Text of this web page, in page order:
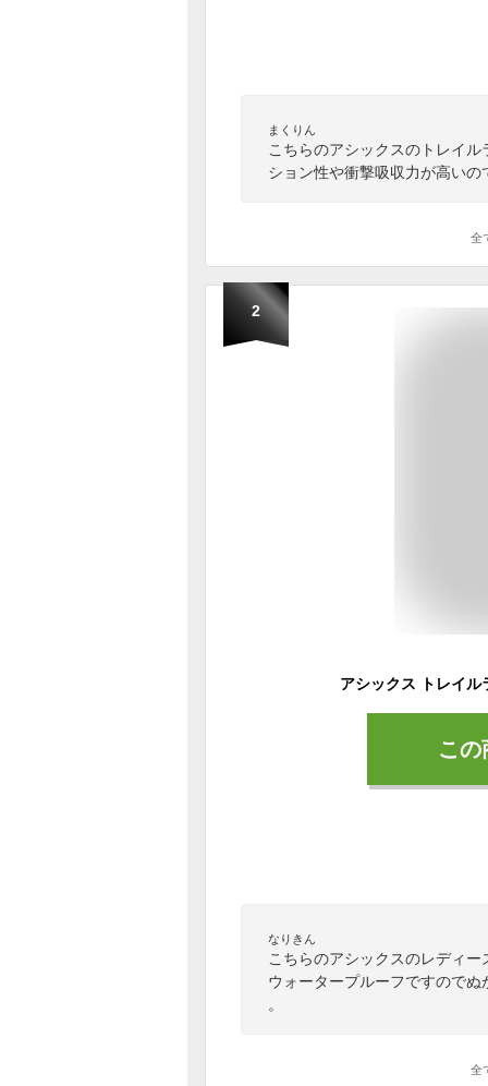
まくりん
こちらのアシックスのトレイ
ション性や衝撃吸収力が高い
全
2
こ
なりきん
こちらのアシックスのレディ
ウォータープルーフですので
。
全